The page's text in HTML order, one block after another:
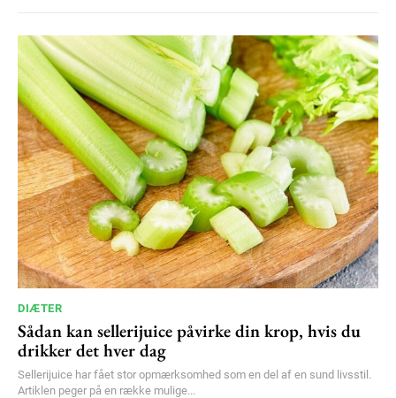
DIÆTER
Sådan kan sellerijuice påvirke din krop, hvis du
drikker det hver dag
Sellerijuice har fået stor opmærksomhed som en del af en sund livsstil.
Artiklen peger på en række mulige...